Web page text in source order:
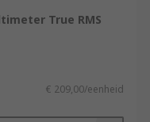
True RMS
€ 209,00/eenheid